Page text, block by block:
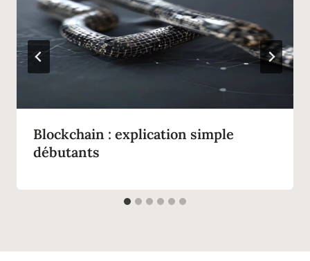
Blockchain : explication simple
débutants